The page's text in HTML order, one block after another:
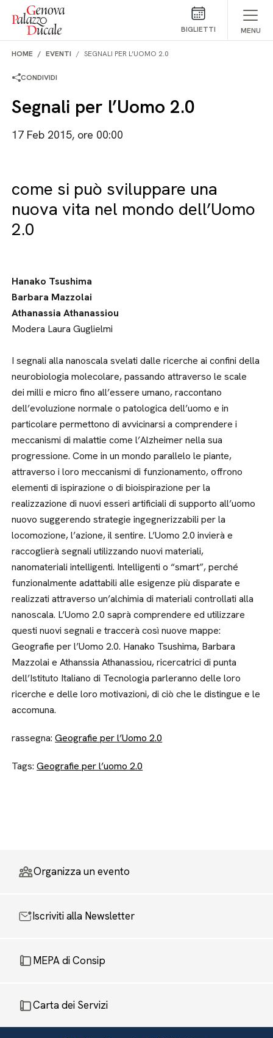
Salta al contenuto
BIGLIETTI MENU
HOME EVENTI SEGNALI PER L’UOMO 2.0
CONDIVIDI
Segnali per l’Uomo 2.0
17 Feb 2015, ore 00:00
come si può sviluppare una
nuova vita nel mondo dell’Uomo
2.0
Hanako Tsushima
Barbara Mazzolai
Athanassia Athanassiou
Modera Laura Guglielmi
I segnali alla nanoscala svelati dalle ricerche ai confini della
neurobiologia molecolare, passando attraverso le scale
dei milli e micro fino all’essere umano, raccontano
dell’evoluzione normale o patologica dell’uomo e in
particolare permettono di avvicinarsi a comprendere i
meccanismi di malattie come l’Alzheimer nella sua
progressione. Come in un mondo parallelo le piante,
attraverso i loro meccanismi di funzionamento, offrono
elementi di ispirazione o di bioispirazione per la
realizzazione di nuovi esseri artificiali di supporto all’uomo
nuovo suggerendo strategie ingegnerizzabili per la
locomozione, l’azione, il sentire. L’Uomo 2.0 invierà e
raccoglierà segnali utilizzando nuovi materiali,
nanomateriali intelligenti. Intelligenti o “smart”, perché
funzionalmente adattabili alle esigenze più disparate e
realizzati attraverso un’alchimia di materiali controllati alla
nanoscala. L’Uomo 2.0 saprà comprendere ed utilizzare
questi nuovi segnali e traccerà così nuove mappe:
Geografie per l’Uomo 2.0. Hanako Tsushima, Barbara
Mazzolai e Athanssia Athanassiou, ricercatrici di punta
dell’Istituto Italiano di Tecnologia parleranno delle loro
ricerche e delle loro motivazioni, di ciò che le distingue e le
accomuna.
rassegna:Geografie per l’Uomo 2.0
Tags:Geografie per l’uomo 2.0
Organizza un evento
Iscriviti alla Newsletter
MEPA di Consip
Carta dei Servizi